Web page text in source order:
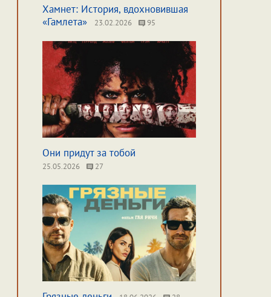
Хамнет: История, вдохновившая
«Гамлета»
23.02.2026 95
Они придут за тобой
25.05.2026 27